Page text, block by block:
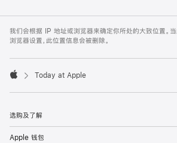
Footer
我们会根据 IP 地址或浏览器来确定你所处的大致位置。
浏览器设置，此位置信息会被删除。
Today at Apple
选购及了解
Apple 钱包